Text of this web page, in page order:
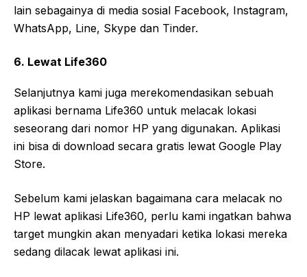
lain sebagainya di media sosial Facebook, Instagram,
WhatsApp, Line, Skype dan Tinder.
6. Lewat Life360
Selanjutnya kami juga merekomendasikan sebuah
aplikasi bernama Life360 untuk melacak lokasi
seseorang dari nomor HP yang digunakan. Aplikasi
ini bisa di download secara gratis lewat Google Play
Store.
Sebelum kami jelaskan bagaimana cara melacak no
HP lewat aplikasi Life360, perlu kami ingatkan bahwa
target mungkin akan menyadari ketika lokasi mereka
sedang dilacak lewat aplikasi ini.